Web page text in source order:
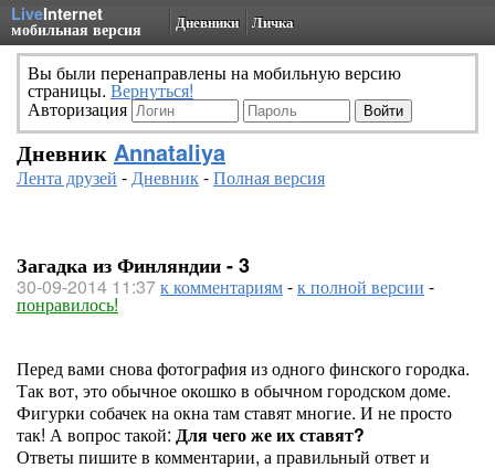
LiveInternet
мобильная версия Дневники Личка
Вы были перенаправлены на мобильную версию
страницы. Вернуться!
Авторизация
Дневник Annataliya
Лента друзей -Дневник-Полная версия
Загадка из Финляндии - 3
30-09-2014 11:37к комментариям-к полной версии -
понравилось!
Перед вами снова фотография из одного финского городка.
Так вот, это обычное окошко в обычном городском доме.
Фигурки собачек на окна там ставят многие. И не просто
так! А вопрос такой: Для чего же их ставят?
Ответы пишите в комментарии, а правильный ответ и